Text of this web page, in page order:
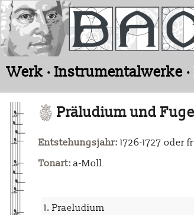
Werk · Instrumentalwerke ·
Präludium und
Entstehungsjahr: 1726-1727 oder
Tonart: a-Moll
1. Praeludium